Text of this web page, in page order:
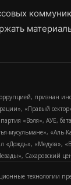
признан
«Правый
партия «Воля»,
мусульмане»,
«Медуза»,
Сахаровский
технологии